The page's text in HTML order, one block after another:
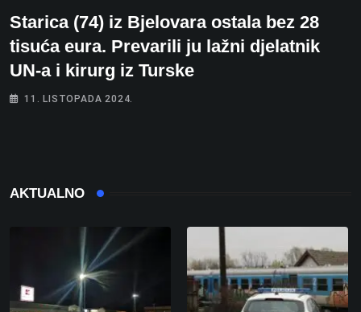
Starica (74) iz Bjelovara ostala bez 28
tisuća eura. Prevarili ju lažni djelatnik
UN-a i kirurg iz Turske
11. LISTOPADA 2024.
AKTUALNO